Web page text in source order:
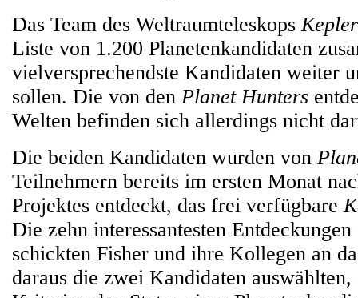
Das Team des WeltraumteleskopsKepler
Liste von 1.200 Planetenkandidaten
vielversprechendste Kandidaten weiter
sollen. Die von den Planet Hunters
Welten befinden sich allerdings nicht
Die beiden Kandidaten wurden von
Teilnehmern bereits im ersten Monat
Projektes entdeckt, das frei verfügbare
Die zehn interessantesten
schickten Fisher und ihre Kollegen an
daraus die zwei Kandidaten